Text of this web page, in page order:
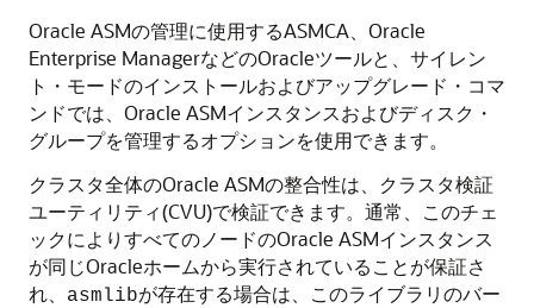
Oracle ASMの管理に使用するASMCA、Oracle
Enterprise ManagerなどのOracleツールと、サイレン
ト・モードのインストールおよびアップグレード・コマ
ンドでは、Oracle ASMインスタンスおよびディスク・
グループを管理するオプションを使用できます。
クラスタ全体のOracle ASMの整合性は、クラスタ検証
ユーティリティ(CVU)で検証できます。通常、このチェ
ックによりすべてのノードのOracle ASMインスタンス
が同じOracleホームから実行されていることが保証さ
れ、
asmlibが存在する場合は、このライブラリのバー